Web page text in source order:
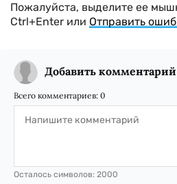
Пожалуйста, выделите ее
Ctrl+Enter или Отправить
Добавить комментарий
Всего комментариев: 0
Осталось символов: 2000